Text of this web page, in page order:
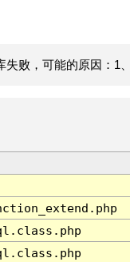
败，可能的原因：1